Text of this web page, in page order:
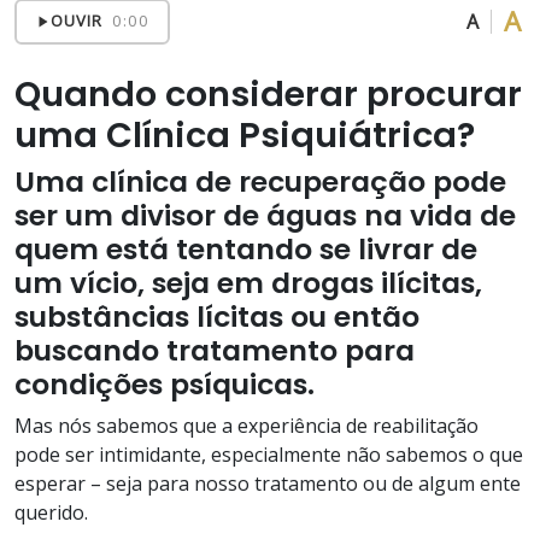
OUVIR 0:00 A A
Quando considerar procurar
uma Clínica Psiquiátrica?
Uma clínica de recuperação pode
ser um divisor de águas na vida de
quem está tentando se livrar de
um vício, seja em drogas ilícitas,
substâncias lícitas ou então
buscando tratamento para
condições psíquicas.
Mas nós sabemos que a experiência de reabilitação
pode ser intimidante, especialmente não sabemos o que
esperar – seja para nosso tratamento ou de algum ente
querido.